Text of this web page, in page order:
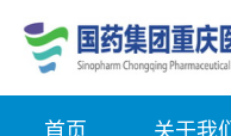
首页 关于我们